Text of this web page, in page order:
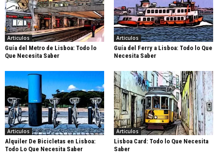
Articulos
Guía del Metro de Lisboa: Todo lo
Que Necesita Saber
Articulos
Guía del Ferry a Lisboa: Todo lo Que
Necesita Saber
Articulos
Alquiler De Bicicletas en Lisboa:
Todo Lo Que Necesita Saber
Articulos
Lisboa Card: Todo lo Que Necesita
Saber